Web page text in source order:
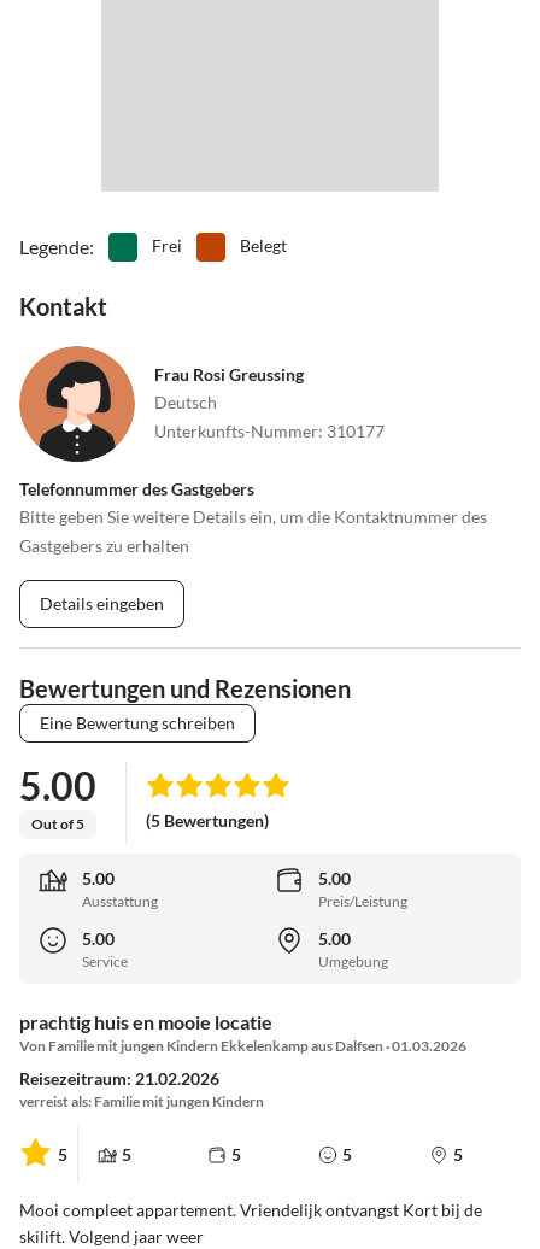
Legende: Frei Belegt
Kontakt
Frau Rosi Greussing
Deutsch
Unterkunfts-Nummer: 310177
Telefonnummer des Gastgebers
Bitte geben Sie weitere Details ein, um die Kontaktnummer des
Gastgebers zu erhalten
Details eingeben
Bewertungen und Rezensionen
Eine Bewertung schreiben
5.00
Out of 5 (5 Bewertungen)
5.00
Ausstattung
5.00
Preis/Leistung
5.00
Service
5.00
Umgebung
prachtig huis en mooie locatie
Von Familie mit jungen Kindern Ekkelenkamp aus Dalfsen · 01.03.2026
Reisezeitraum: 21.02.2026
verreist als: Familie mit jungen Kindern
5 5 5 5 5
Mooi compleet appartement. Vriendelijk ontvangst Kort bij de
skilift. Volgend jaar weer